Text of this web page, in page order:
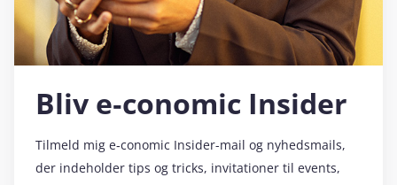
Bliv e‑conomic Insider
Tilmeld mig e‑conomic Insider-mail og nyhedsmails,
der indeholder tips og tricks, invitationer til events,